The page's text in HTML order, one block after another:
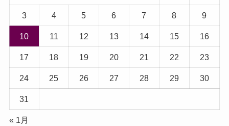
3 4 5 6 7 8 9
10 11 12 13 14 15 16
17 18 19 20 21 22 23
24 25 26 27 28 29 30
31
« 1月